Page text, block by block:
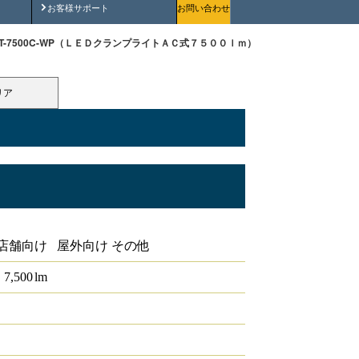
お客様サポート
安全にご使用いただくためにお問い合わせ
7500C-WP（ＬＥＤクランプライトＡＣ式７５００ｌｍ）
ア
舗向け 屋外向け その他
lm